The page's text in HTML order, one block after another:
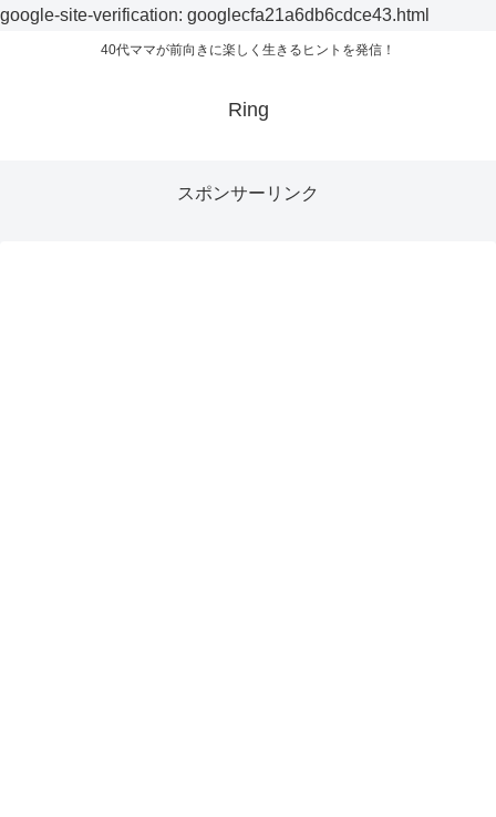
google-site-verification: googlecfa21a6db6cdce43.html
40代ママが前向きに楽しく生きるヒントを発信！
Ring
スポンサーリンク